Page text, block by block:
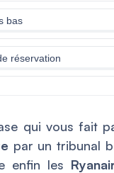
bas
réservation
qui vous fait
par un tribunal
enfin les